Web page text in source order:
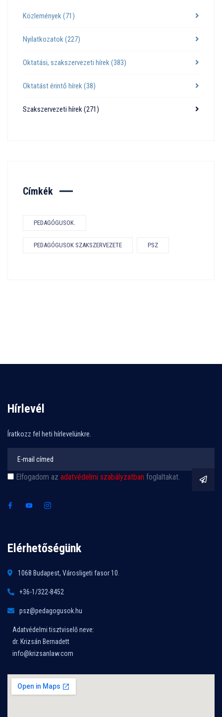
Közlemények (71)
Nyilatkozatok (227)
Oktatási, szakszervezeti hírek (383)
Oktatást érintő hírek (38)
Szakszervezeti hírek(271)
Címkék
PEDAGÓGUSOK.
PEDAGÓGUSOK SZAKSZERVEZETE PSZ
Hírlevél
Íratkozz fel heti hírlevelünkre.
Elfogadom az adatvédelmi szabályzatban foglaltakat.
Elérhetőségünk
1068 Budapest, Városligeti fasor 10.
+36-1/322-8452
psz@pedagogusok.hu
Adatvédelmi tisztviselő neve:
dr. Krizsán Bernadett
info@krizsanlaw.com